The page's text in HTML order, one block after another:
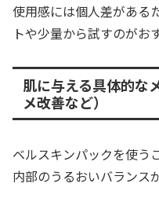
使用感には個人差がある
トや少量から試すのがお
肌に与える具体的な
メ改善など）
ベルスキンパックを使う
内部のうるおいバランス